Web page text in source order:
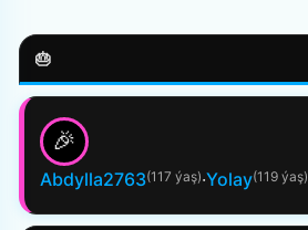
🎂
🎉
Abdylla2763(117 ýaş)·Yolay(119 ýaş)